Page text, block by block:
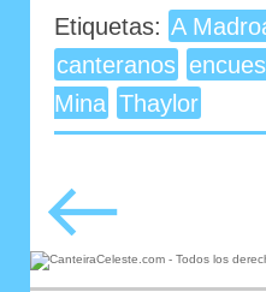
Etiquetas: A
canteranos
Mina Thaylor